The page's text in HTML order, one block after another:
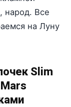
народ. Все
на Луну
Slim